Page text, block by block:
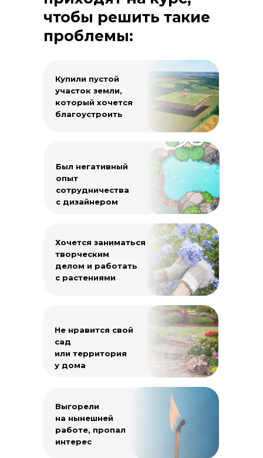
Купили пустой
участок земли,
который хочется
благоустроить
Был негативный
опыт
сотрудничества
с дизайнером
Хочется заниматься
творческим
делом и работать
с растениями
Не нравится свой
сад
или территория
у дома
Выгорели
на нынешней
работе, пропал
интерес
чтобы решить такие
проблемы: